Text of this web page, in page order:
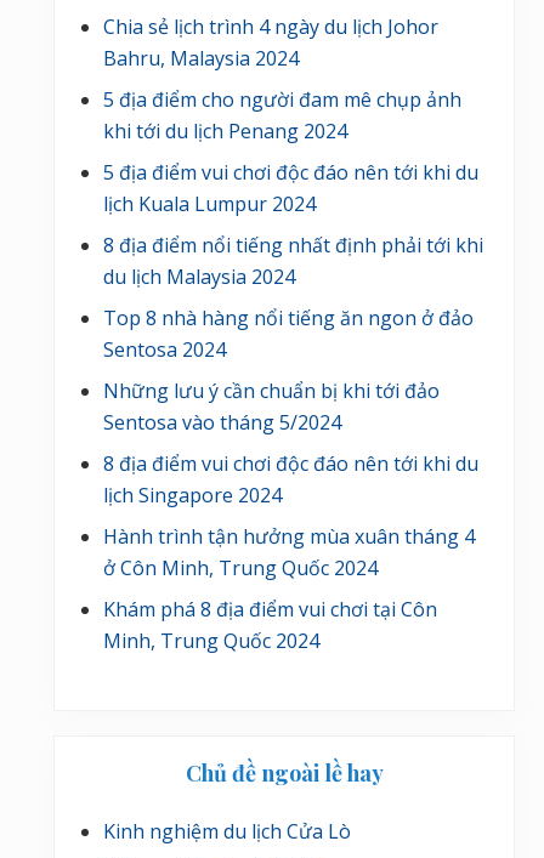
Chia sẻ lịch trình 4 ngày du lịch Johor
Bahru, Malaysia 2024
5 địa điểm cho người đam mê chụp ảnh
khi tới du lịch Penang 2024
5 địa điểm vui chơi độc đáo nên tới khi du
lịch Kuala Lumpur 2024
8 địa điểm nổi tiếng nhất định phải tới khi
du lịch Malaysia 2024
Top 8 nhà hàng nổi tiếng ăn ngon ở đảo
Sentosa 2024
Những lưu ý cần chuẩn bị khi tới đảo
Sentosa vào tháng 5/2024
8 địa điểm vui chơi độc đáo nên tới khi du
lịch Singapore 2024
Hành trình tận hưởng mùa xuân tháng 4
ở Côn Minh, Trung Quốc 2024
Khám phá 8 địa điểm vui chơi tại Côn
Minh, Trung Quốc 2024
Chủ đề ngoài lề hay
Kinh nghiệm du lịch Cửa Lò